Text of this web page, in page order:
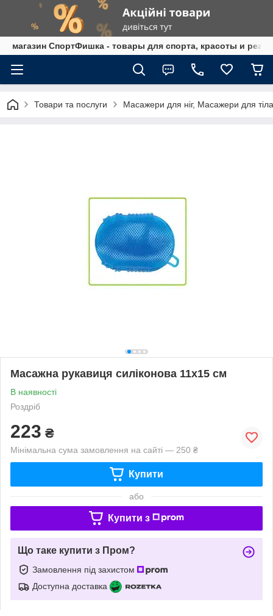
магазин СпортФишка - товары для спорта, красоты и
Товари та послуги Масажери для ніг, Масажери для
Масажна рукавиця силіконова 11х15 см
В наявності
Роздріб
223 ₴
Мінімальна сума замовлення на сайті — 250 ₴
Купити
або
Купити з
Що таке купити з Пром?
Замовлення під захистом
Доступна доставка